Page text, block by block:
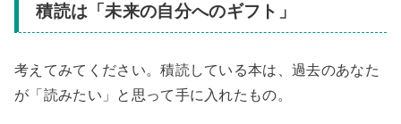
積読は「未来の自分へのギフト」
考えてみてください。積読している本は、過去のあなた
が「読みたい」と思って手に入れたもの。